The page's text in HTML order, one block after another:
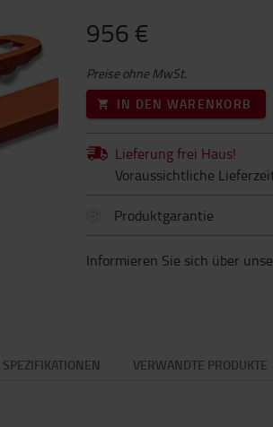
956 €
Preise ohne MwSt.
IN DEN WARENKORB
Lieferung frei Haus!
Voraussichtliche
Produktgarantie
Informieren Sie sich über
SPEZIFIKATIONEN VERWANDTE PRODUKTE